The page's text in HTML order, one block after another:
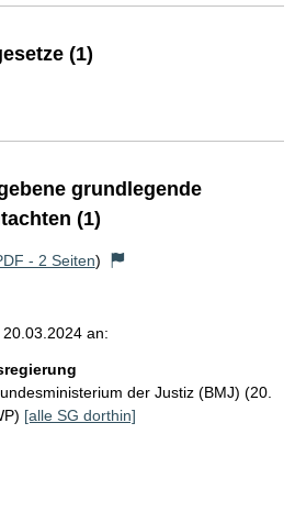
(1)
grundlegende
(1)
- 2 Seiten)
an:
der Justiz (BMJ) (20.
[alle SG dorthin]